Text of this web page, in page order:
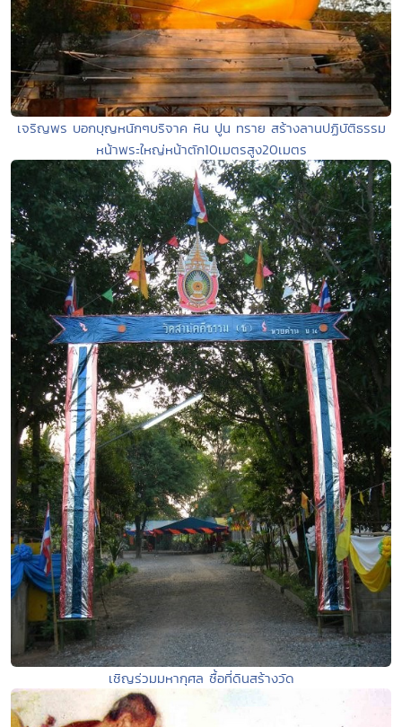
เจริญพร บอกบุญหนักๆบริจาค หิน ปูน ทราย สร้างลานปฏิบัติธรรม
หน้าพระใหญ่หน้าตัก10เมตรสูง20เมตร
เชิญร่วมมหากุศล ซื้อที่ดินสร้างวัด